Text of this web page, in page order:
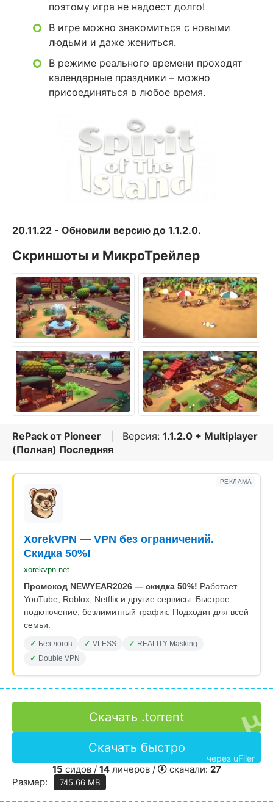
поэтому игра не надоест долго!
В игре можно знакомиться с новыми
людьми и даже жениться.
В режиме реального времени проходят
календарные праздники – можно
присоединяться в любое время.
20.11.22 - Обновили версию до 1.1.2.0.
Скриншоты и МикроТрейлер
RePack от Pioneer | Версия: 1.1.2.0 + Multiplayer
(Полная) Последняя
РЕКЛАМА
XorekVPN — VPN без ограничений.
Скидка 50%!
xorekvpn.net
Промокод NEWYEAR2026 — скидка 50%! Работает
YouTube, Roblox, Netflix и другие сервисы. Быстрое
подключение, безлимитный трафик. Подходит для всей
семьи.
Без логов VLESS
REALITY Masking
Double VPN
Скачать .torrent
Скачать быстро
через uFiler
15 сидов / 14личеров / скачали: 27
Размер:
745.66 MB